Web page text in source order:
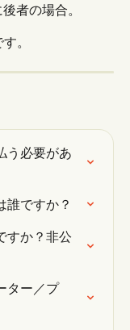
者の場合。
。
う必要があ
ですか？
すか？非公
ター／プ